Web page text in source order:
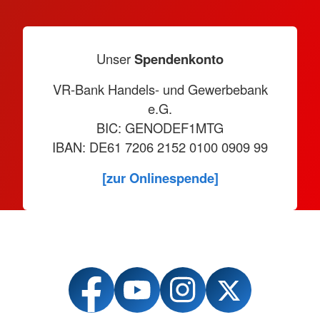
UnserSpendenkonto
VR-Bank Handels- und Gewerbebank
e.G.
BIC: GENODEF1MTG
IBAN: DE61 7206 2152 0100 0909 99
[zur Onlinespende]